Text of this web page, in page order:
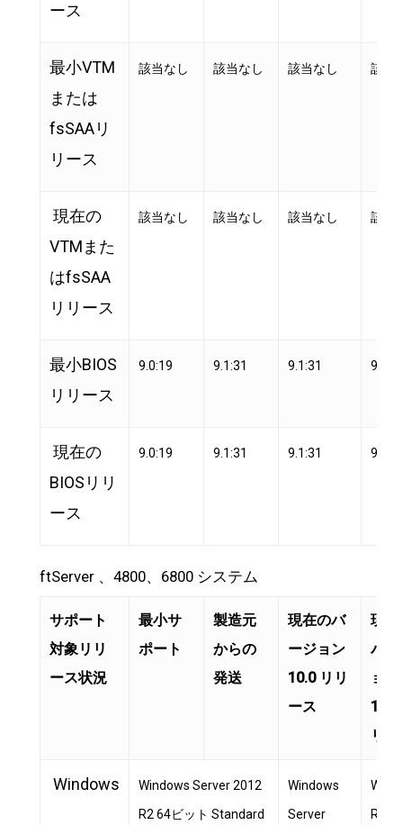
ース
最小VTM
または
fsSAAリ
リース
該当なし 該当なし 該当なし 該当
現在の
VTMまた
はfsSAA
リリース
該当なし 該当なし 該当なし 該当
最小BIOS
リリース
9.0:19 9.1:31 9.1:31
現在の
BIOSリリ
ース
9.0:19 9.1:31 9.1:31
ftServer 、4800、6800 システム
サポート
対象リリ
ース状況
最小サ
ポート
製造元
からの
発送
現在のバ
ージョン
10.0 リリ
ース
現在
バー
ョン
11.1
リ
Windows
Windows Server 2012
R2 64ビット Standard
Windows
Server
R2